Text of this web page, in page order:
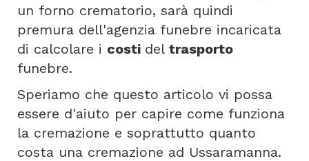
un forno crematorio, sarà quindi
premura dell'agenzia funebre incaricata
di calcolare i costi del trasporto
funebre.
Speriamo che questo articolo vi possa
essere d'aiuto per capire come funziona
la cremazione e soprattutto quanto
costa una cremazione ad Ussaramanna.